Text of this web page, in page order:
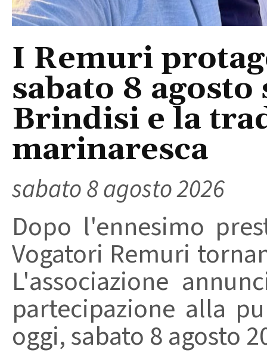
I Remuri
sabato 8
Brindisi e la
marinaresca
sabato 8 agosto 2026
Dopo l'ennesimo
Vogatori Remuri
L'associazione
partecipazione alla
oggi, sabato 8 agosto